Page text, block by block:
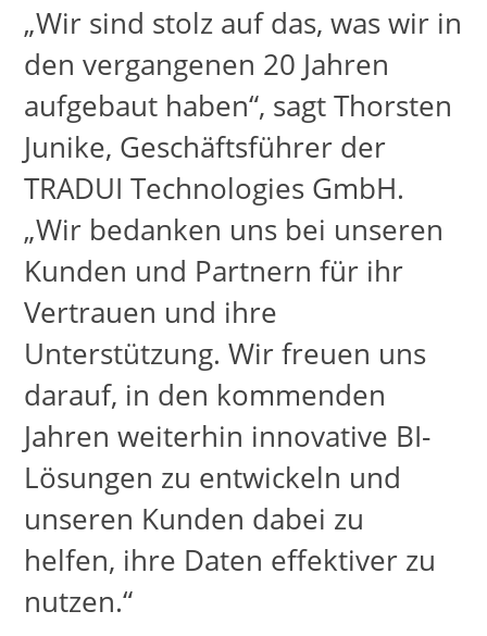
„Wir sind stolz auf das, was wir in
den vergangenen 20 Jahren
aufgebaut haben“, sagt Thorsten
Junike, Geschäftsführer der
TRADUI Technologies GmbH.
„Wir bedanken uns bei unseren
Kunden und Partnern für ihr
Vertrauen und ihre
Unterstützung. Wir freuen uns
darauf, in den kommenden
Jahren weiterhin innovative BI-
Lösungen zu entwickeln und
unseren Kunden dabei zu
helfen, ihre Daten effektiver zu
nutzen.“